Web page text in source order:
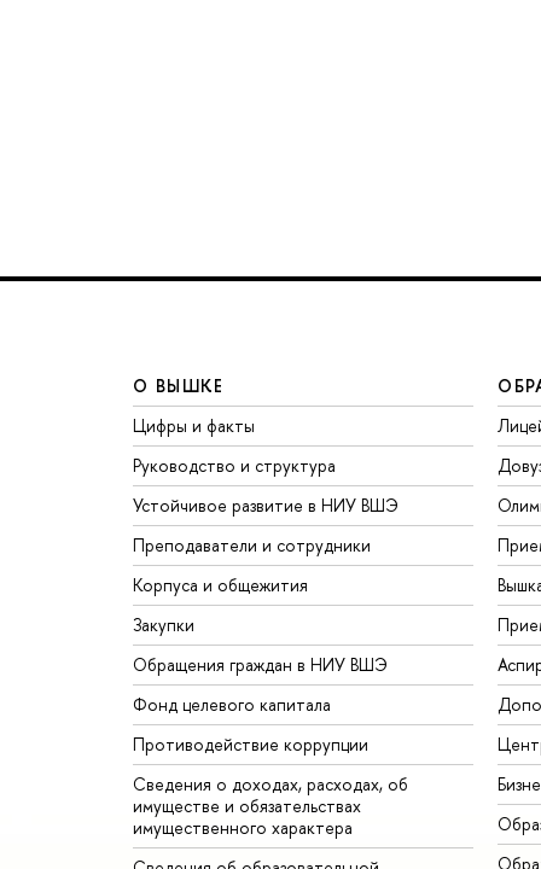
О ВЫШКЕ
Цифры и факты
Руководство и структура
Устойчивое развитие в НИУ ВШЭ
Преподаватели и сотрудники
Корпуса и общежития
Закупки
Обращения граждан в НИУ ВШЭ
Фонд целевого капитала
Противодействие коррупции
Сведения о доходах, расходах, об
имуществе и обязательствах
имущественного характера